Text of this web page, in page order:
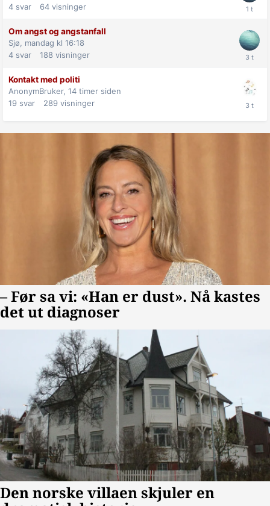
4 svar 64 visninger
Om angst og angstanfall
Sjø, mandag kl 16:18
4 svar 188 visninger
Kontakt med politi
AnonymBruker, 14 timer siden
19 svar 289 visninger